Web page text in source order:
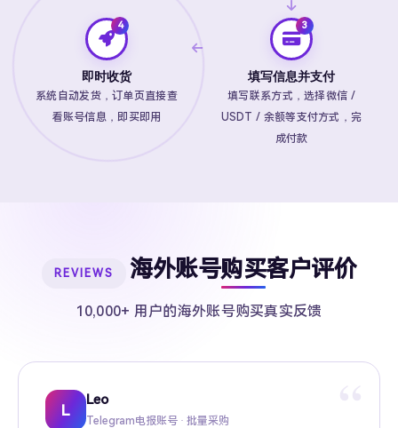
填写信息并支付
填写联系方式，选择微信 /
USDT / 余额等支付方式，完
成付款
即时收货
系统自动发货，订单页直接查
看账号信息，即买即用
REVIEWS 海外账号购买客户评价
10,000+ 用户的海外账号购买真实反馈
L
Leo
Telegram电报账号 · 批量采购
Sarah
Twitter推特高粉号 · Web3项目推广
Kevin
TikTok账号 · 跨境电商矩阵运营
Mike
Facebook广告账号 · 跨境广告投放
Amy
Instagram账号 · 品牌海外推广
Daniel
Gmail账号 · Apple ID · AI工具账号
Jason
YouTube账号 · 内容变现
Wing
Telegram Premium代充 · 个人用户
Richard
海外账号批发 · MCN机构